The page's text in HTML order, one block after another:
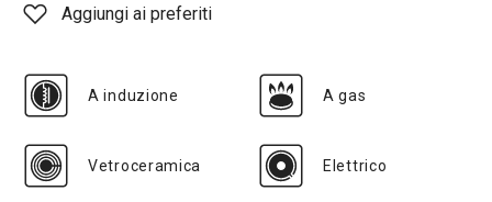
Aggiungi ai preferiti
A induzione A gas
Vetroceramica Elettrico